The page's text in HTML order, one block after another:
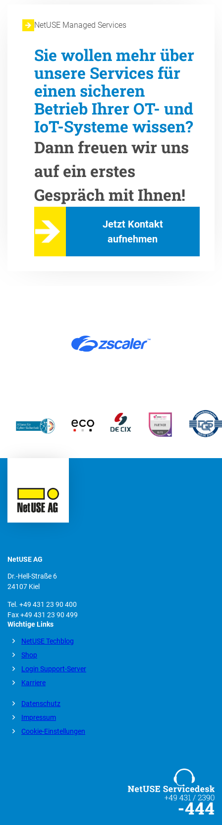
NetUSE Managed Services
Sie wollen mehr über
unsere Services für
einen sicheren
Betrieb Ihrer OT- und
IoT-Systeme wissen?
Dann freuen wir uns
auf ein erstes
Gespräch mit Ihnen!
Jetzt Kontakt
aufnehmen
NetUSE AG
Dr.-Hell-Straße 6
24107 Kiel
Tel. +49 431 23 90 400
Fax +49 431 23 90 499
Wichtige Links
NetUSE Techblog
Shop
Login Support-Server
Karriere
Datenschutz
Impressum
Cookie-Einstellungen